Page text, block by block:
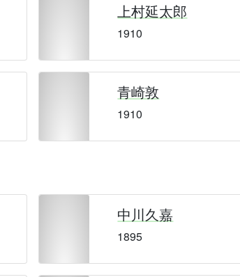
上村延太郎
1910
青崎敦
1910
中川久嘉
1895